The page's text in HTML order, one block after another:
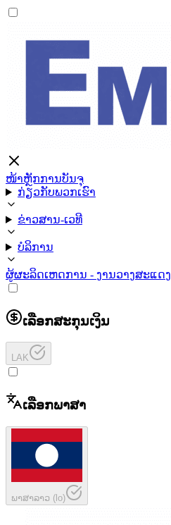
ໜ້າຫຼັກການບັນຈຸ
ກ່ຽວກັບພວກເຮົາ
ຂ່າວສານ-ເວທີ
ບໍລິການ
ຜູ້ຜະລິດເຫດການ - ງານວາງສະແດງ
ເລືອກສະກຸນເງິນ
LAK
ເລືອກພາສາ
ພາສາລາວ (lo)